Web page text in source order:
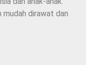
dirawat dan